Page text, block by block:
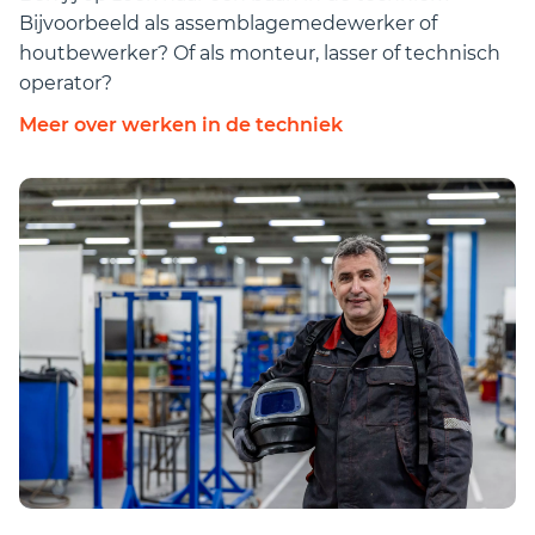
Bijvoorbeeld als assemblagemedewerker of
houtbewerker? Of als monteur, lasser of technisch
operator?
Meer over werken in de techniek